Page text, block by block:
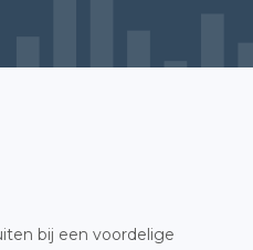
bij een voordelige